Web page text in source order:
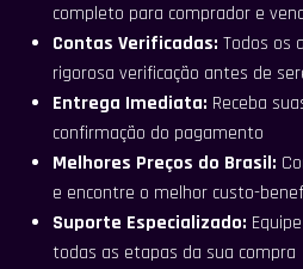
completo para comprador e
Contas Verificadas: Todos os
rigorosa verificação antes de
Entrega Imediata: Receba
confirmação do pagamento
Melhores Preços do Brasil:
e encontre o melhor custo-
Suporte Especializado:
todas as etapas da sua compra